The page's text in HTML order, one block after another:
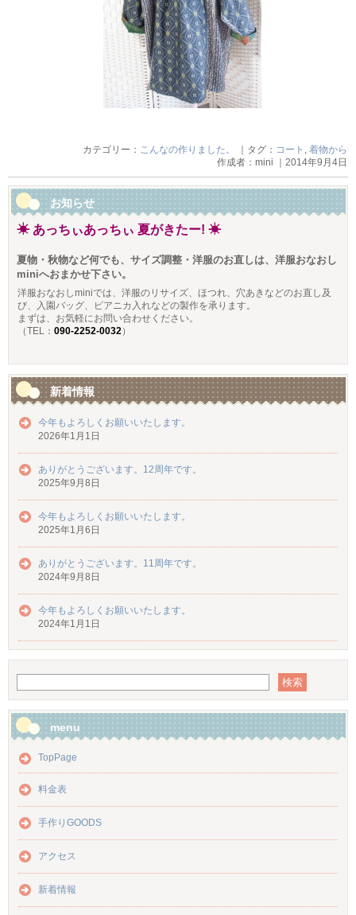
カテゴリー： こんなの作りました。 ｜タグ： コート
着物から
作成者：mini ｜2014年9月4日
お知らせ
☀ あっちぃあっちぃ 夏がきたー! ☀
夏物・秋物など何でも、サイズ調整・洋服のお直しは、洋服おなおし
miniへおまかせ下さい。
洋服おなおしminiでは、洋服のリサイズ、ほつれ、穴あきなどのお直し及
び、入園バッグ、ピアニカ入れなどの製作を承ります。
まずは、お気軽にお問い合わせください。
（TEL：090-2252-0032 ）
新着情報
今年もよろしくお願いいたします。
2026年1月1日
ありがとうございます。12周年です。
2025年9月8日
今年もよろしくお願いいたします。
2025年1月6日
ありがとうございます。11周年です。
2024年9月8日
今年もよろしくお願いいたします。
2024年1月1日
menu
TopPage
料金表
手作りGOODS
アクセス
新着情報